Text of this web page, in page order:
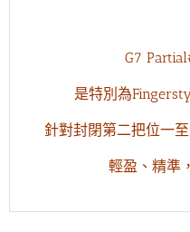
G7
是特別為
針對封閉第二把位一
輕盈、精準